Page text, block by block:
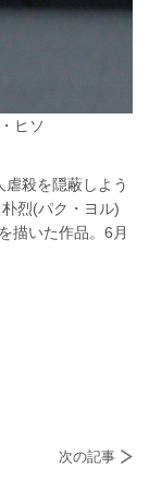
ヒソ
殺を隠蔽しよう
烈(パク・ヨル)
描いた作品。6月
次の記事